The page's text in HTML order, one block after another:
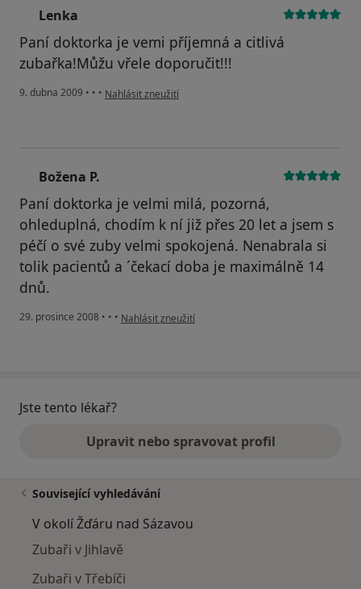
Lenka
Paní doktorka je vemi příjemná a citlivá
zubařka!Můžu vřele doporučit!!!
9. dubna 2009 • • • podle názoru uživatele Lenka
Nahlásit zneužití
Božena P.
Paní doktorka je velmi milá, pozorná,
ohleduplná, chodím k ní již přes 20 let a jsem s
péčí o své zuby velmi spokojená. Nenabrala si
tolik pacientů a ´čekací doba je maximálně 14
dnů.
29. prosince 2008 • • • podle názoru uživatele Božena P.
Nahlásit zneužití
Jste tento lékař?
Upravit nebo spravovat profil
Související vyhledávání
V okolí Žďáru nad Sázavou
Zubaři v Jihlavě
Zubaři v Třebíči